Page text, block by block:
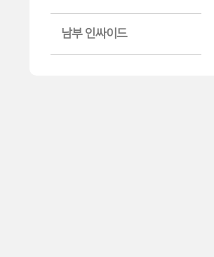
남부 인싸이드